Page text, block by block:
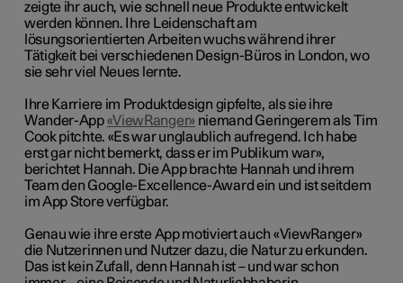
zeigte ihr auch, wie schnell neue Produkte entwickelt
werden können. Ihre Leidenschaft am
lösungsorientierten Arbeiten wuchs während ihrer
Tätigkeit bei verschiedenen Design-Büros in London, wo
sie sehr viel Neues lernte.
Ihre Karriere im Produktdesign gipfelte, als sie ihre
Wander-App«ViewRanger» niemand Geringerem als Tim
Cook pitchte. «Es war unglaublich aufregend. Ich habe
erst gar nicht bemerkt, dass er im Publikum war»,
berichtet Hannah. Die App brachte Hannah und ihrem
Team den Google-Excellence-Award ein und ist seitdem
im App Store verfügbar.
Genau wie ihre erste App motiviert auch «ViewRanger»
die Nutzerinnen und Nutzer dazu, die Natur zu erkunden.
Das ist kein Zufall, denn Hannah ist – und war schon